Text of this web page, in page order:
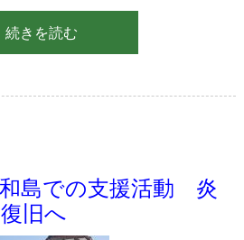
続きを読む
島での支援活動 炎
旧へ